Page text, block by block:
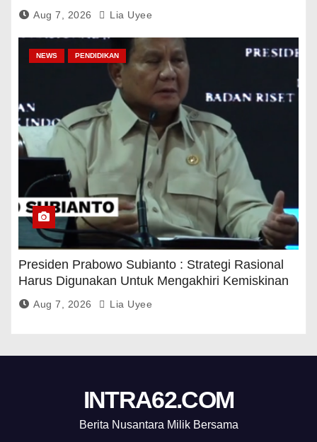
Aug 7, 2026 Lia Uyee
NEWS PENDIDIKAN
Presiden Prabowo Subianto : Strategi Rasional
Harus Digunakan Untuk Mengakhiri Kemiskinan
Aug 7, 2026 Lia Uyee
INTRA62.COM
Berita Nusantara Milik Bersama